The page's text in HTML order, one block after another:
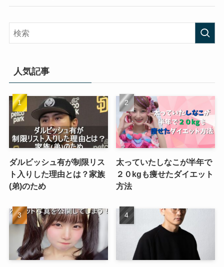
人気記事
ダルビッシュ有が制限リス
ト入りした理由とは？家族
(弟)のため
太っていたしなこが半年で
２０kgも痩せたダイエット
方法